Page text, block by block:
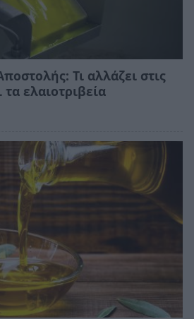
Τι αλλάζει στις
ελαιοτριβεία